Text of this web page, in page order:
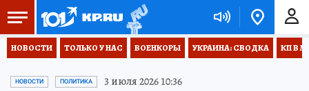
НОВОСТИ ТОЛЬКО У НАС ВОЕНКОРЫ УКРАИНА: СВОДКА КП В
НОВОСТИ ПОЛИТИКА 3 июля 2026 10:36